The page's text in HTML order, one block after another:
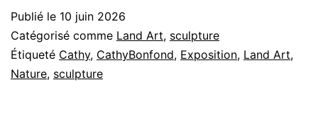
Publié le 10 juin 2026
Catégorisé comme Land Art, sculpture
Étiqueté Cathy, CathyBonfond, Exposition, Land Art,
Nature, sculpture